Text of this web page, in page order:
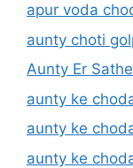
apur voda
aunty choti
Aunty Er
aunty ke
aunty ke
aunty ke